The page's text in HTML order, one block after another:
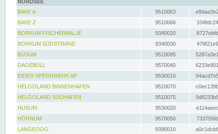
NORDSEE
BAKE A
9510063
BAKE Z
9510066
BORKUM FISCHERBALJE
9340020
BORKUM SÜDSTRAND
9340030
BÜSUM
9510095
DAGEBÜLL
9570040
EIDER-SPERRWERK AP
9530010
HELGOLAND BINNENHAFEN
9510070
HELGOLAND SÜDHAFEN
9510075
HUSUM
9530020
HÖRNUM
9570050
LANGEOOG
9390010